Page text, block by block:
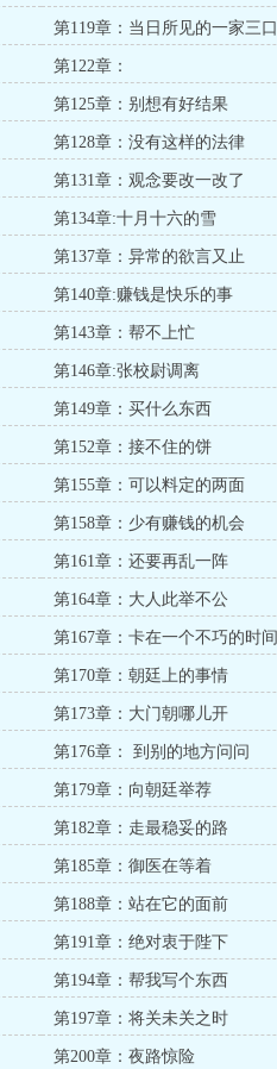
第119章：当日所见的一家三口
第122章：
第125章：别想有好结果
第128章：没有这样的法律
第131章：观念要改一改了
第134章:十月十六的雪
第137章：异常的欲言又止
第140章:赚钱是快乐的事
第143章：帮不上忙
第146章:张校尉调离
第149章：买什么东西
第152章：接不住的饼
第155章：可以料定的两面
第158章：少有赚钱的机会
第161章：还要再乱一阵
第164章：大人此举不公
第167章：卡在一个不巧的时间
第170章：朝廷上的事情
第173章：大门朝哪儿开
第176章： 到别的地方问问
第179章：向朝廷举荐
第182章：走最稳妥的路
第185章：御医在等着
第188章：站在它的面前
第191章：绝对衷于陛下
第194章：帮我写个东西
第197章：将关未关之时
第200章：夜路惊险